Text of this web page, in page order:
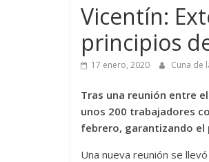
Vicentín:
principios
17 enero, 2020 Cuna de
Tras una reunión entre
unos 200 trabajadores
febrero, garantizando el
Una nueva reunión se